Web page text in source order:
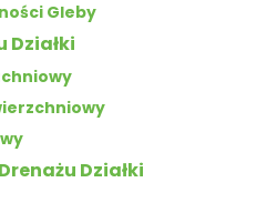
Gleby
Działki
Działki